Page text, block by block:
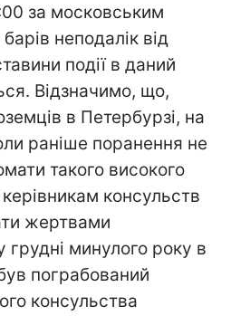
за московським
неподалік від
події в даний
Відзначимо, що,
в Петербурзі, на
раніше поранення не
такого високого
консульств
жертвами
грудні минулого року в
пограбований
консульства